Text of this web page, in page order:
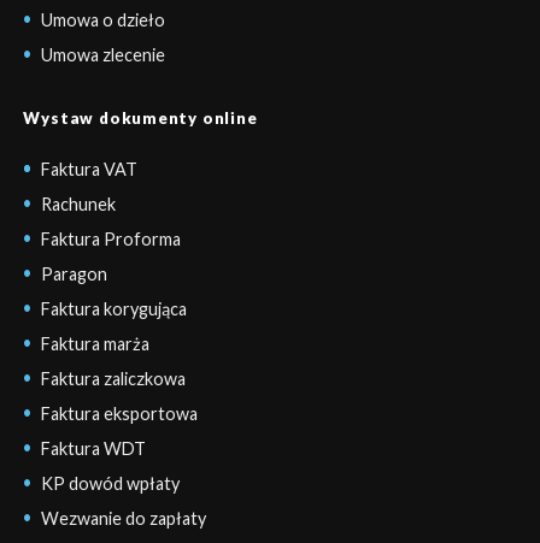
Umowa o dzieło
Umowa zlecenie
Wystaw dokumenty online
Faktura VAT
Rachunek
Faktura Proforma
Paragon
Faktura korygująca
Faktura marża
Faktura zaliczkowa
Faktura eksportowa
Faktura WDT
KP dowód wpłaty
Wezwanie do zapłaty